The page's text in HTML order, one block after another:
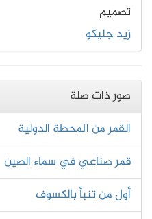
تصميم
زيد جليكو
صور ذات صلة
القمر من المحطة الدولية
قمر صناعي في سماء الصين
أول من تنبأ بالكسوف